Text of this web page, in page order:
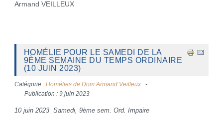
Armand VEILLEUX
HOMÉLIE POUR LE SAMEDI DE LA
9ÈME SEMAINE DU TEMPS ORDINAIRE
(10 JUIN 2023)
Catégorie : Homélies de Dom Armand Veilleux
Publication : 9 juin 2023
10 juin 2023 Samedi, 9ème sem. Ord. Impaire